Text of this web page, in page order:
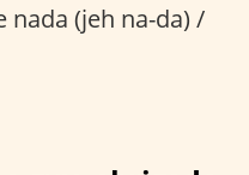
nada (jeh na-da) /